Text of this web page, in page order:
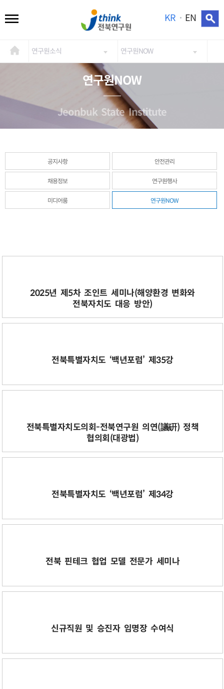
KR EN
연구원소식 연구원NOW
연구원NOW
Jeonbuk State Institute
공지사항 안전관리
채용정보 연구원행사
미디어룸 연구원NOW
2025년 제5차 조인트 세미나(해양환경 변화와
전북자치도 대응 방안)
전북특별자치도 ‘백년포럼’ 제35강
전북특별자치도의회-전북연구원 의연(議硏) 정책
협의회(대광법)
전북특별자치도 ‘백년포럼’ 제34강
전북 핀테크 협업 모델 전문가 세미나
신규직원 및 승진자 임명장 수여식